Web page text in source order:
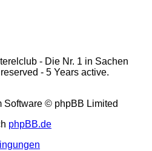
- Die Nr. 1 in Sachen
- 5 Years active.
Software © phpBB Limited
phpBB.de